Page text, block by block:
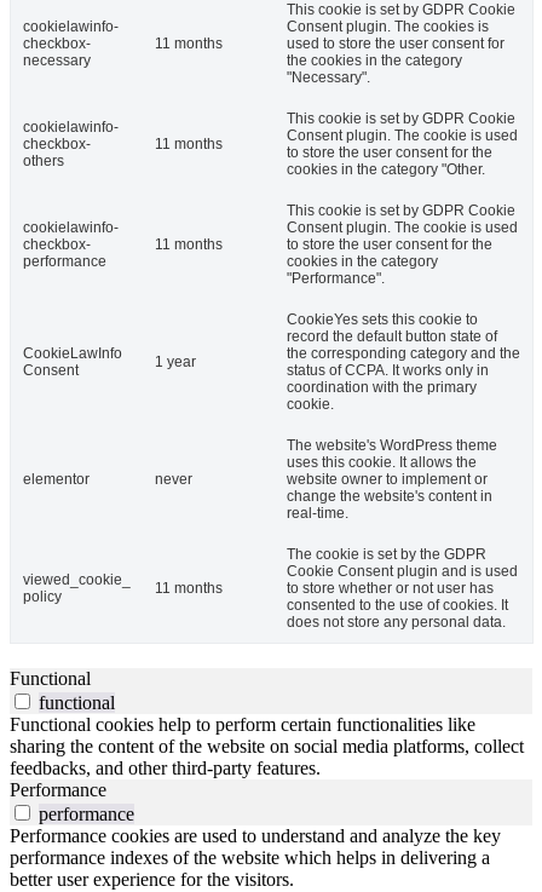
cookielawinfo-
checkbox-
necessary
11 months
This cookie is set by GDPR Cookie
Consent plugin. The cookies is
used to store the user consent for
the cookies in the category
"Necessary".
cookielawinfo-
checkbox-
others
11 months
This cookie is set by GDPR Cookie
Consent plugin. The cookie is used
to store the user consent for the
cookies in the category "Other.
cookielawinfo-
checkbox-
performance
11 months
This cookie is set by GDPR Cookie
Consent plugin. The cookie is used
to store the user consent for the
cookies in the category
"Performance".
CookieLawInfo
Consent
1 year
CookieYes sets this cookie to
record the default button state of
the corresponding category and the
status of CCPA. It works only in
coordination with the primary
cookie.
elementor never
The website's WordPress theme
uses this cookie. It allows the
website owner to implement or
change the website's content in
real-time.
viewed_cookie_
policy
11 months
The cookie is set by the GDPR
Cookie Consent plugin and is used
to store whether or not user has
consented to the use of cookies. It
does not store any personal data.
Functional
functional
Functional cookies help to perform certain functionalities like
sharing the content of the website on social media platforms, collect
feedbacks, and other third-party features.
Performance
performance
Performance cookies are used to understand and analyze the key
performance indexes of the website which helps in delivering a
better user experience for the visitors.